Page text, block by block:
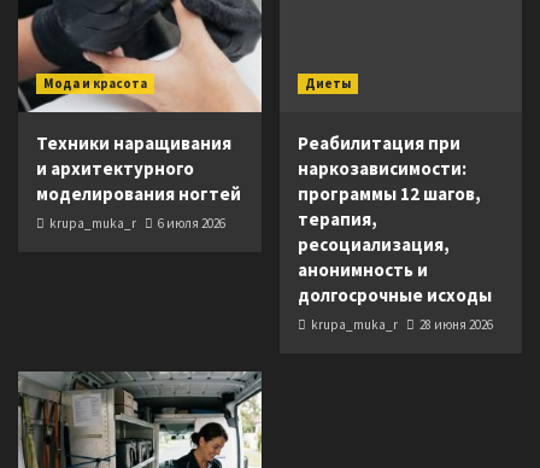
Мода и красота
Техники наращивания
и архитектурного
моделирования ногтей
krupa_muka_r 6 июля 2026
Диеты
Реабилитация при
наркозависимости:
программы 12 шагов,
терапия,
ресоциализация,
анонимность и
долгосрочные исходы
krupa_muka_r 28 июня 2026